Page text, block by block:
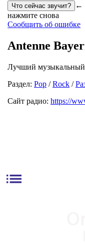
←
нажмите снова
Сообщить об ошибке
Antenne
Лучший
Раздел: Pop /Rock /
Сайт радио: https://
list